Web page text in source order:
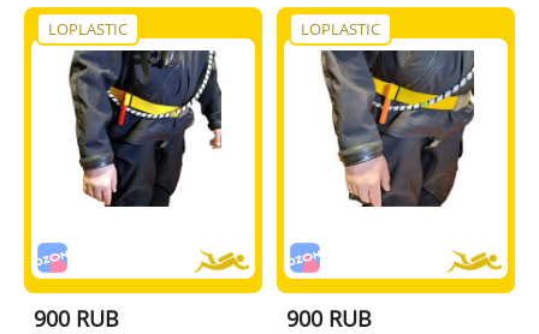
LOPLASTIC
900 RUB
LOPLASTIC
900 RUB